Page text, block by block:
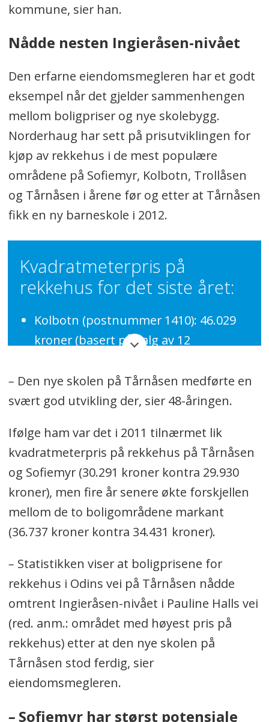
kommune, sier han.
Nådde nesten Ingieråsen-nivået
Den erfarne eiendomsmegleren har et godt
eksempel når det gjelder sammenhengen
mellom boligpriser og nye skolebygg.
Norderhaug har sett på prisutviklingen for
kjøp av rekkehus i de mest populære
områdene på Sofiemyr, Kolbotn, Trollåsen
og Tårnåsen i årene før og etter at Tårnåsen
fikk en ny barneskole i 2012.
Kvadratmeterpris på
rekkehus for det siste året:
Kolbotn (postnummer 1410): 46.029
kroner (basert på salg av 12
Sofiemyr (postnummer 1412): 40.183
kroner (basert på salg av 33
rekkehus)
Tårnåsen (postnummer 1413): 44.930
kroner (basert på salg av 32
rekkehus)
Trollåsen (postnummer 1414): 45.904
kroner (basert på salg av 9 rekkehus)
Kilde:Eiendomsverdi, statistikken
gjelder kun salg av rekkehus i perioden
fra februar 2019 til februar 2020.
– Den nye skolen på Tårnåsen medførte en
svært god utvikling der, sier 48-åringen.
Ifølge ham var det i 2011 tilnærmet lik
kvadratmeterpris på rekkehus på Tårnåsen
og Sofiemyr (30.291 kroner kontra 29.930
kroner), men fire år senere økte forskjellen
mellom de to boligområdene markant
(36.737 kroner kontra 34.431 kroner).
– Statistikken viser at boligprisene for
rekkehus i Odins vei på Tårnåsen nådde
omtrent Ingieråsen-nivået i Pauline Halls vei
(red. anm.: området med høyest pris på
rekkehus) etter at den nye skolen på
Tårnåsen stod ferdig, sier
eiendomsmegleren.
–Sofiemyr har størst potensiale